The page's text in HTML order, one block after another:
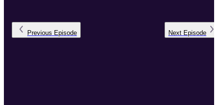
Previous Episode Next Episode